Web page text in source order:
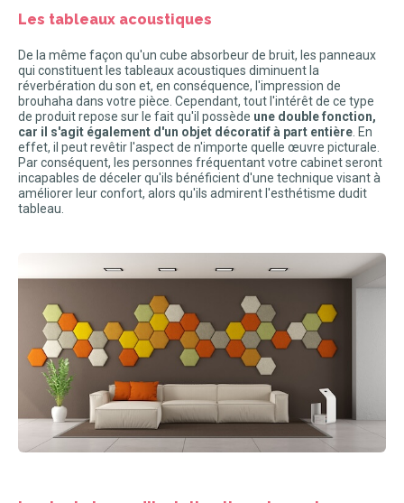
Les tableaux acoustiques
De la même façon qu'un cube absorbeur de bruit, les panneaux
qui constituent les tableaux acoustiques diminuent la
réverbération du son et, en conséquence, l'impression de
brouhaha dans votre pièce. Cependant, tout l'intérêt de ce type
de produit repose sur le fait qu'il possède une double fonction,
car il s'agit également d'un objet décoratif à part entière . En
effet, il peut revêtir l'aspect de n'importe quelle œuvre picturale.
Par conséquent, les personnes fréquentant votre cabinet seront
incapables de déceler qu'ils bénéficient d'une technique visant à
améliorer leur confort, alors qu'ils admirent l'esthétisme dudit
tableau.